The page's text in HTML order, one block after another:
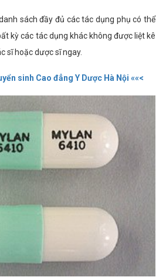
sách đầy đủ các tác dụng phụ có thể
kỳ các tác dụng khác không được liệt kê
sĩ hoặc dược sĩ ngay.
sinh Cao đẳng Y Dược Hà Nội ««<